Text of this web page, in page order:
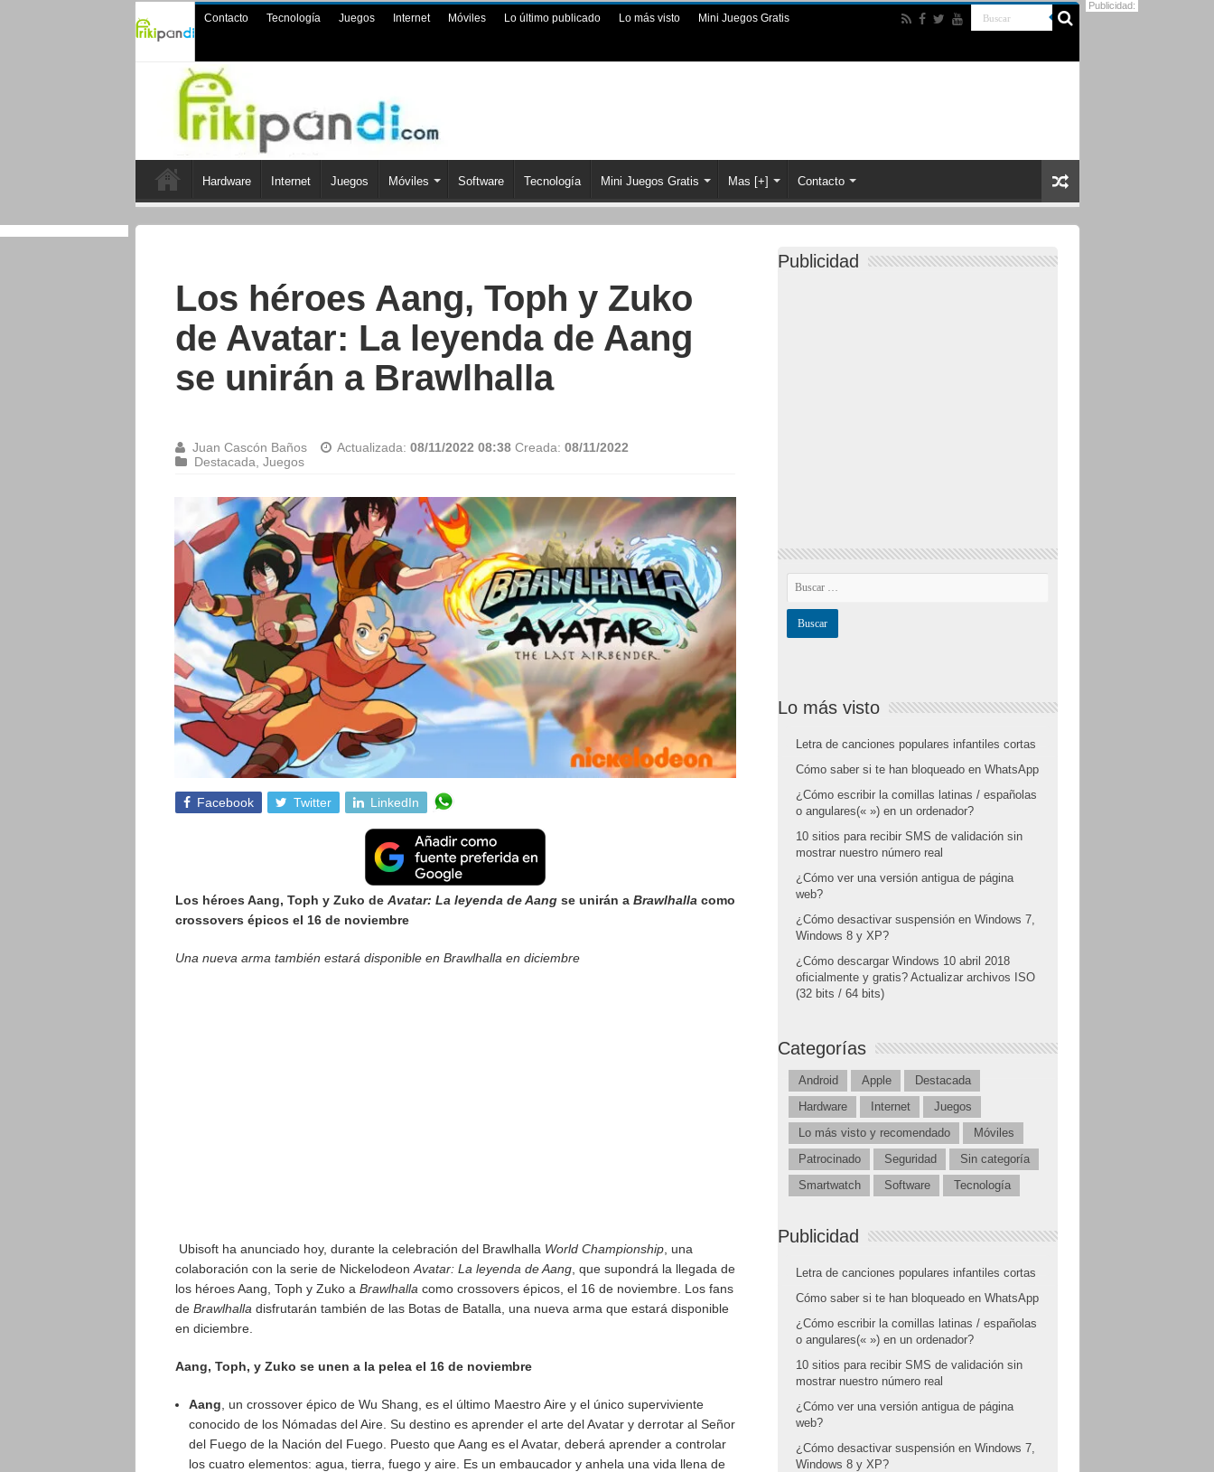
Contacto Tecnología Juegos Internet Móviles Lo último publicado Lo más visto Mini Juegos Gratis
Hardware Internet Juegos Móviles Software Tecnología Mini Juegos Gratis Mas [+] Contacto
Los héroes Aang, Toph y Zuko
de Avatar: La leyenda de Aang
se unirán a Brawlhalla
Juan Cascón Baños Actualizada: 08/11/2022 08:38 Creada: 08/11/2022
Destacada Juegos
Facebook Twitter LinkedIn
Los héroes Aang, Toph y Zuko de Avatar: La leyenda de Aangse unirán a Brawlhalla como
crossovers épicos el 16 de noviembre
Una nueva arma también estará disponible en Brawlhalla en diciembre
Ubisoft ha anunciado hoy, durante la celebración del Brawlhalla World Championship, una
colaboración con la serie de Nickelodeon Avatar: La leyenda de Aang, que supondrá la llegada de
los héroes Aang, Toph y Zuko a Brawlhalla como crossovers épicos, el 16 de noviembre. Los fans
de Brawlhalla disfrutarán también de las Botas de Batalla, una nueva arma que estará disponible
en diciembre.
Aang, Toph, y Zuko se unen a la pelea el 16 de noviembre
Aang , un crossover épico de Wu Shang, es el último Maestro Aire y el único superviviente
conocido de los Nómadas del Aire. Su destino es aprender el arte del Avatar y derrotar al Señor
del Fuego de la Nación del Fuego. Puesto que Aang es el Avatar, deberá aprender a controlar
los cuatro elementos: agua, tierra, fuego y aire. Es un embaucador y anhela una vida llena de
Publicidad
Lo más visto
Letra de canciones populares infantiles cortas
Cómo saber si te han bloqueado en WhatsApp
¿Cómo escribir la comillas latinas / españolas
o angulares(« ») en un ordenador?
10 sitios para recibir SMS de validación sin
mostrar nuestro número real
¿Cómo ver una versión antigua de página
web?
¿Cómo desactivar suspensión en Windows 7,
Windows 8 y XP?
¿Cómo descargar Windows 10 abril 2018
oficialmente y gratis? Actualizar archivos ISO
(32 bits / 64 bits)
Categorías
Android Apple
Destacada
Hardware
Internet
Juegos
Lo más visto y recomendado
Móviles
Patrocinado
Seguridad
Sin categoría
Smartwatch
Software Tecnología
Publicidad
Letra de canciones populares infantiles cortas
Cómo saber si te han bloqueado en WhatsApp
¿Cómo escribir la comillas latinas / españolas
o angulares(« ») en un ordenador?
10 sitios para recibir SMS de validación sin
mostrar nuestro número real
¿Cómo ver una versión antigua de página
web?
¿Cómo desactivar suspensión en Windows 7,
Windows 8 y XP?
Publicidad: